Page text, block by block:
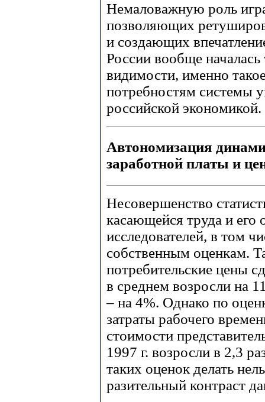
Немаловажную роль
позволяющих
и создающих
России вообще
видимости, именно
потребностям системы
российской экономикой.
Автономизация
заработной платы и
Несовершенство
касающейся труда и его
исследователей, в том
собственным оценкам.
потребительские цены
в среднем возросли на
– на 4%. Однако по
затраты рабочего
стоимости
1997 г. возросли в 2,3
таких оценок делать
разительный контраст